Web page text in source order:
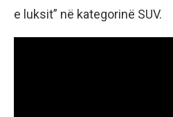
e luksit” në kategorinë SUV.